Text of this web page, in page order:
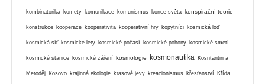
kombinatorika komety komunikace komunismus konce světa konspirační teorie
konstrukce kooperace kooperativita kooperativní hry kopytníci kosmická loď
kosmická síť kosmické lety kosmické počasí kosmické pohony kosmické smetí
kosmické stanice kosmické záření kosmologie kosmonautika Kosntantin a
Metoděj Kosovo krajinná ekologie krasové jevy kreacionismus křesťanství Křída